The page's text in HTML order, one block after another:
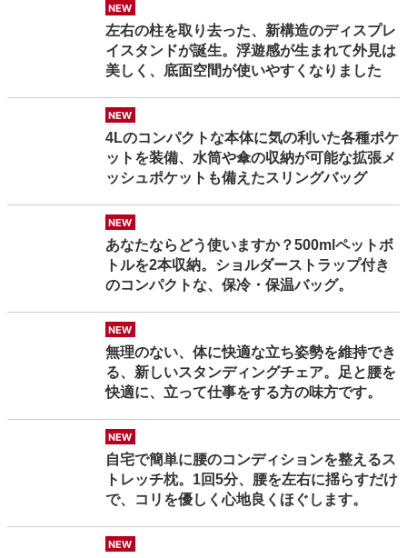
左右の柱を取り去った、新構造のディスプレ
イスタンドが誕生。浮遊感が生まれて外見は
美しく、底面空間が使いやすくなりました
4Lのコンパクトな本体に気の利いた各種ポケ
ットを装備、水筒や傘の収納が可能な拡張メ
ッシュポケットも備えたスリングバッグ
あなたならどう使いますか？500mlペットボ
トルを2本収納。ショルダーストラップ付き
のコンパクトな、保冷・保温バッグ。
無理のない、体に快適な立ち姿勢を維持でき
る、新しいスタンディングチェア。足と腰を
快適に、立って仕事をする方の味方です。
自宅で簡単に腰のコンディションを整えるス
トレッチ枕。1回5分、腰を左右に揺らすだけ
で、コリを優しく心地良くほぐします。